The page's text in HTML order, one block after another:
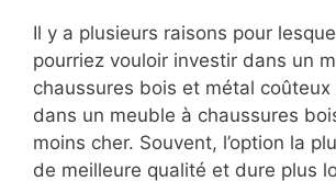
Il y a plusieurs raisons pour
pourriez vouloir investir dans un
chaussures bois et métal
dans un meuble à chaussures
moins cher. Souvent, l’option la
de meilleure qualité et dure plus